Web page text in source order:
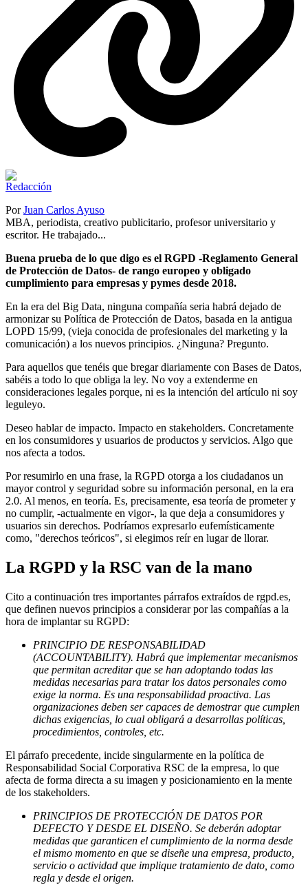
PorJuan Carlos Ayuso
MBA, periodista, creativo publicitario, profesor universitario y
escritor. He trabajado...
Buena prueba de lo que digo es el RGPD -Reglamento General
de Protección de Datos- de rango europeo y obligado
cumplimiento para empresas y pymes desde 2018.
En la era del Big Data, ninguna compañía seria habrá dejado de
armonizar su Política de Protección de Datos, basada en la antigua
LOPD 15/99, (vieja conocida de profesionales del marketing y la
comunicación) a los nuevos principios. ¿Ninguna? Pregunto.
Para aquellos que tenéis que bregar diariamente con Bases de Datos,
sabéis a todo lo que obliga la ley. No voy a extenderme en
consideraciones legales porque, ni es la intención del artículo ni soy
leguleyo.
Deseo hablar de impacto. Impacto en stakeholders. Concretamente
en los consumidores y usuarios de productos y servicios. Algo que
nos afecta a todos.
Por resumirlo en una frase, la RGPD otorga a los ciudadanos un
mayor control y seguridad sobre su información personal, en la era
2.0. Al menos, en teoría. Es, precisamente, esa teoría de prometer y
no cumplir, -actualmente en vigor-, la que deja a consumidores y
usuarios sin derechos. Podríamos expresarlo eufemísticamente
como, "derechos teóricos", si elegimos reír en lugar de llorar.
La RGPD y la RSC van de la mano
Cito a continuación tres importantes párrafos extraídos de rgpd.es,
que definen nuevos principios a considerar por las compañías a la
hora de implantar su RGPD:
PRINCIPIO DE RESPONSABILIDAD
(ACCOUNTABILITY). Habrá que implementar mecanismos
que permitan acreditar que se han adoptando todas las
medidas necesarias para tratar los datos personales como
exige la norma. Es una responsabilidad proactiva. Las
organizaciones deben ser capaces de demostrar que cumplen
dichas exigencias, lo cual obligará a desarrollas políticas,
procedimientos, controles, etc.
El párrafo precedente, incide singularmente en la política de
Responsabilidad Social Corporativa RSC de la empresa, lo que
afecta de forma directa a su imagen y posicionamiento en la mente
de los stakeholders.
PRINCIPIOS DE PROTECCIÓN DE DATOS POR
DEFECTO Y DESDE EL DISEÑO. Se deberán adoptar
medidas que garanticen el cumplimiento de la norma desde
el mismo momento en que se diseñe una empresa, producto,
servicio o actividad que implique tratamiento de dato, como
regla y desde el origen.